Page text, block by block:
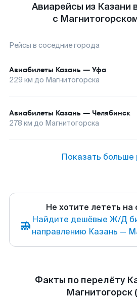
Авиарейсы из Казани
с
Рейсы в соседние города
Авиабилеты Казань — Уфа
229 км до Магнитогорска
Авиабилеты Казань — Челябинск
278 км до Магнитогорска
Показать больше
Не хотите лететь на
Найдите дешёвые Ж/Д
направлению Казань —
Факты по перелёту
Магнитогорск